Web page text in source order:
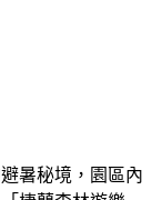
暑秘境，園區內